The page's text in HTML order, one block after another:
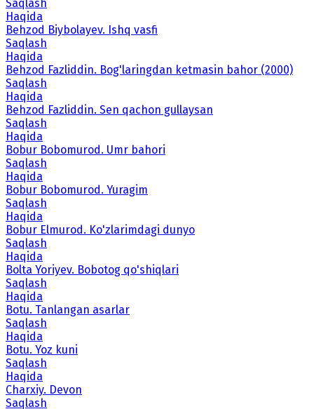
Saqlash
Haqida
Behzod Biybolayev. Ishq vasfi
Saqlash
Haqida
Behzod Fazliddin. Bog'laringdan ketmasin bahor (2000)
Saqlash
Haqida
Behzod Fazliddin. Sen qachon gullaysan
Saqlash
Haqida
Bobur Bobomurod. Umr bahori
Saqlash
Haqida
Bobur Bobomurod. Yuragim
Saqlash
Haqida
Bobur Elmurod. Ko'zlarimdagi dunyo
Saqlash
Haqida
Bolta Yoriyev. Bobotog qo'shiqlari
Saqlash
Haqida
Botu. Tanlangan asarlar
Saqlash
Haqida
Botu. Yoz kuni
Saqlash
Haqida
Charxiy. Devon
Saqlash